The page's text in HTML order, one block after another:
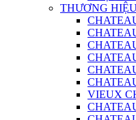
THƯƠNG
VIEUX